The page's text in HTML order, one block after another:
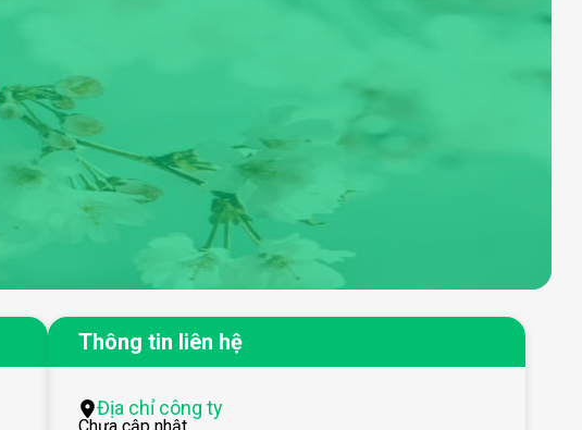
Thông tin liên hệ
Địa chỉ công ty
Chưa cập nhật